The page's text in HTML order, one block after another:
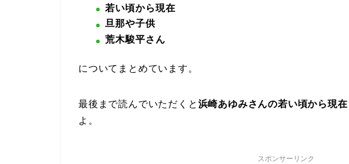
若い頃から現在
旦那や子供
荒木駿平さん
についてまとめています。
最後まで読んでいただくと 浜崎あゆみさんの若い頃から現在
よ。
スポンサーリンク